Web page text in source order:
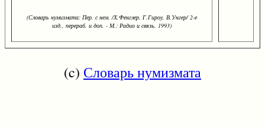
(Словарь нумизмата: Пер. с нем. /Х.Фенглер, Г.Гироу, В.Унгер/ 2-е
изд., перераб. и доп. - М.: Радио и связь, 1993)
(c) Словарь нумизмата